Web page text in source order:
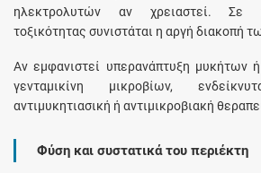
ηλεκτρολυτών αν χρειαστεί. Σε
τοξικότητας συνιστάται η αργή διακοπή
Αν εμφανιστεί υπερανάπτυξη μυκήτων
γενταμικίνη μικροβίων,
αντιμυκητιασική ή αντιμικροβιακή
Φύση και συστατικά του περιέκτη